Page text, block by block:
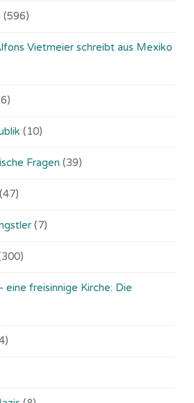
(596)
Vietmeier schreibt aus Mexiko
(10)
Fragen (39)
(47)
(7)
eine freisinnige Kirche: Die